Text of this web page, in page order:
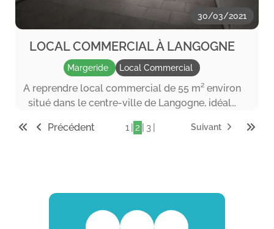
30/03/2021
LOCAL COMMERCIAL À LANGOGNE
Margeride Local Commercial
A reprendre local commercial de 55 m² environ
situé dans le centre-ville de Langogne, idéal…
Précédent 1 | 2 | 3 | Suivant